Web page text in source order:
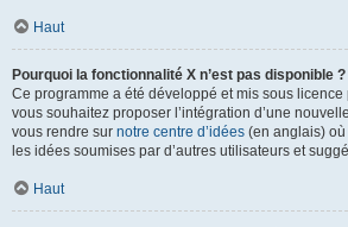
Haut
Pourquoi la fonctionnalité X n’est pas disponible ?
Ce programme a été développé et mis sous licence
vous souhaitez proposer l’intégration d’une
vous rendre sur notre centre d’idées (en anglais)
les idées soumises par d’autres utilisateurs et
Haut